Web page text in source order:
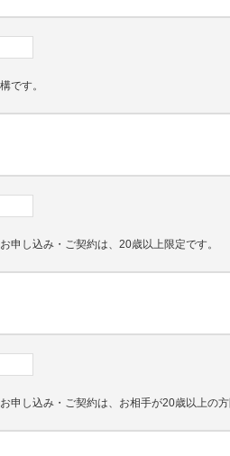
です。
申し込み・ご契約は、20歳以上限定です。
申し込み・ご契約は、お相手が20歳以上の